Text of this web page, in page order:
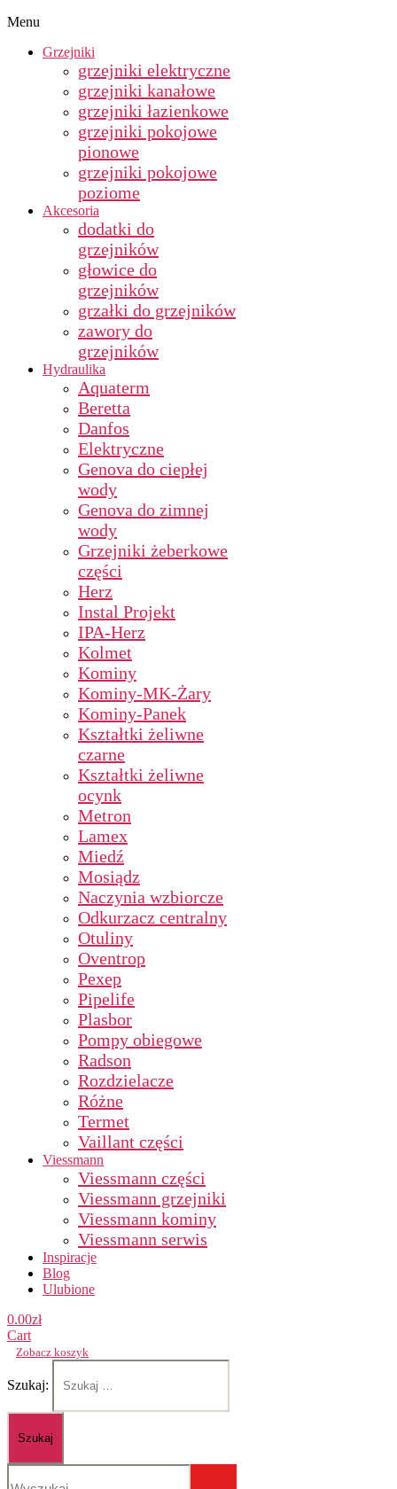
Menu
Grzejniki
grzejniki elektryczne
grzejniki kanałowe
grzejniki łazienkowe
grzejniki pokojowe
pionowe
grzejniki pokojowe
poziome
Akcesoria
dodatki do
grzejników
głowice do
grzejników
grzałki do grzejników
zawory do
grzejników
Hydraulika
Aquaterm
Beretta
Danfos
Elektryczne
Genova do ciepłej
wody
Genova do zimnej
wody
Grzejniki żeberkowe
części
Herz
Instal Projekt
IPA-Herz
Kolmet
Kominy
Kominy-MK-Żary
Kominy-Panek
Kształtki żeliwne
czarne
Kształtki żeliwne
ocynk
Metron
Lamex
Miedź
Mosiądz
Naczynia wzbiorcze
Odkurzacz centralny
Otuliny
Oventrop
Pexep
Pipelife
Plasbor
Pompy obiegowe
Radson
Rozdzielacze
Różne
Termet
Vaillant części
Viessmann
Viessmann części
Viessmann grzejniki
Viessmann kominy
Viessmann serwis
Inspiracje
Blog
Ulubione
0.00zł
Cart
Zobacz koszyk
Szukaj: